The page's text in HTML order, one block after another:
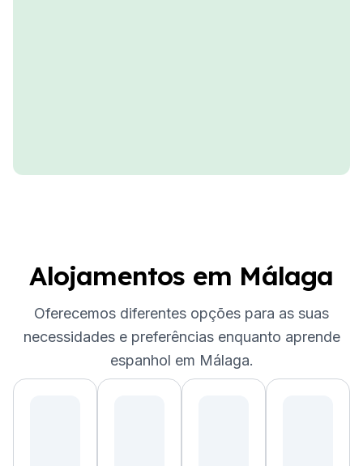
Alojamentos em Málaga
Oferecemos diferentes opções para as suas
necessidades e preferências enquanto aprende
espanhol em Málaga.